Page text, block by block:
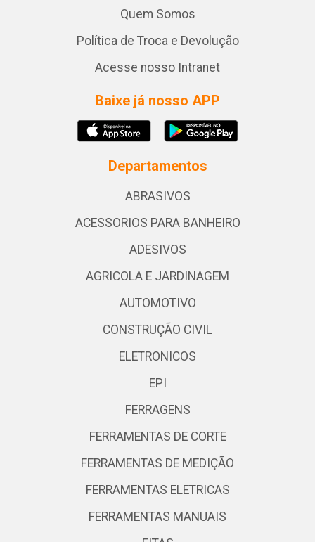
Quem Somos
Política de Troca e Devolução
Acesse nosso Intranet
Baixe já nosso APP
Departamentos
ABRASIVOS
ACESSORIOS PARA BANHEIRO
ADESIVOS
AGRICOLA E JARDINAGEM
AUTOMOTIVO
CONSTRUÇÃO CIVIL
ELETRONICOS
EPI
FERRAGENS
FERRAMENTAS DE CORTE
FERRAMENTAS DE MEDIÇÃO
FERRAMENTAS ELETRICAS
FERRAMENTAS MANUAIS